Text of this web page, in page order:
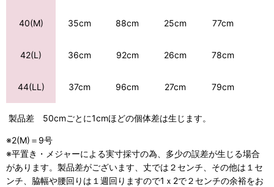
40(M) 35cm 88cm 25cm 77cm
42(L) 36cm 92cm 26cm 78cm
44(LL) 37cm 96cm 27cm 79cm
製品差 50cmごとに1cmほどの個体差は生じます。
※2(M)＝9号
※平置き・メジャーによる実寸採寸の為、多少の誤差が生じる場合
があります。製品差がございます、丈では２センチ、その他は１セ
ンチ、脇幅や腰回りは１週回りますので1ｘ2で２センチの余裕をお